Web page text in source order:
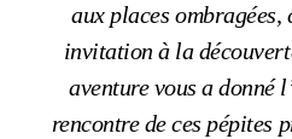
aux places ombragées,
invitation à la
aventure vous a donné
rencontre de ces pépites